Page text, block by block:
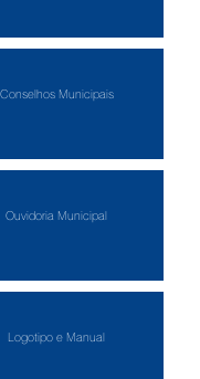
Conselhos Municipais
Ouvidoria Municipal
Logotipo e Manual